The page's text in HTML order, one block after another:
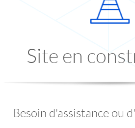
Site en
Besoin d'assistance ou